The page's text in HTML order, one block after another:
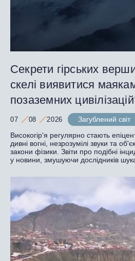
Секрети гірських
скелі виявитися
позаземних
07 08 2026
Загублений світ
Високогір'я регулярно стають
дивні вогні, незрозумілі звуки та
закони фізики. Звіти про подібні
у новини, змушуючи дослідників